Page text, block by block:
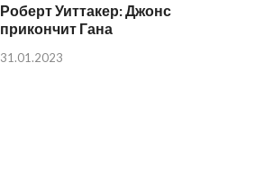
Роберт Уиттакер: Джонс
прикончит Гана
31.01.2023